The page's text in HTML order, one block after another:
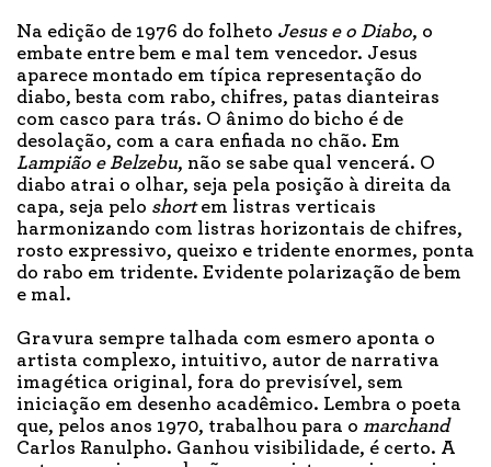
Na edição de 1976 do folheto Jesus e o Diabo, o
embate entre bem e mal tem vencedor. Jesus
aparece montado em típica representação do
diabo, besta com rabo, chifres, patas dianteiras
com casco para trás. O ânimo do bicho é de
desolação, com a cara enfiada no chão. Em
Lampião e Belzebu, não se sabe qual vencerá. O
diabo atrai o olhar, seja pela posição à direita da
capa, seja pelo shortem listras verticais
harmonizando com listras horizontais de chifres,
rosto expressivo, queixo e tridente enormes, ponta
do rabo em tridente. Evidente polarização de bem
e mal.
Gravura sempre talhada com esmero aponta o
artista complexo, intuitivo, autor de narrativa
imagética original, fora do previsível, sem
iniciação em desenho acadêmico. Lembra o poeta
que, pelos anos 1970, trabalhou para o marchand
Carlos Ranulpho. Ganhou visibilidade, é certo. A